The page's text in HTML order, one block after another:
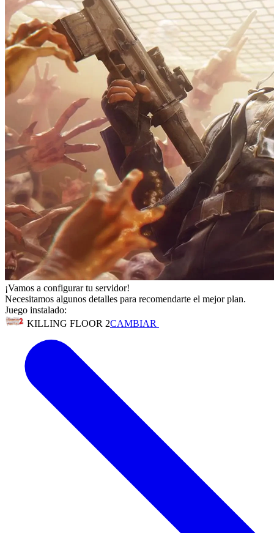
¡Vamos a configurar tu servidor!
Necesitamos algunos detalles para recomendarte el mejor plan.
Juego instalado:
KILLING FLOOR 2CAMBIAR